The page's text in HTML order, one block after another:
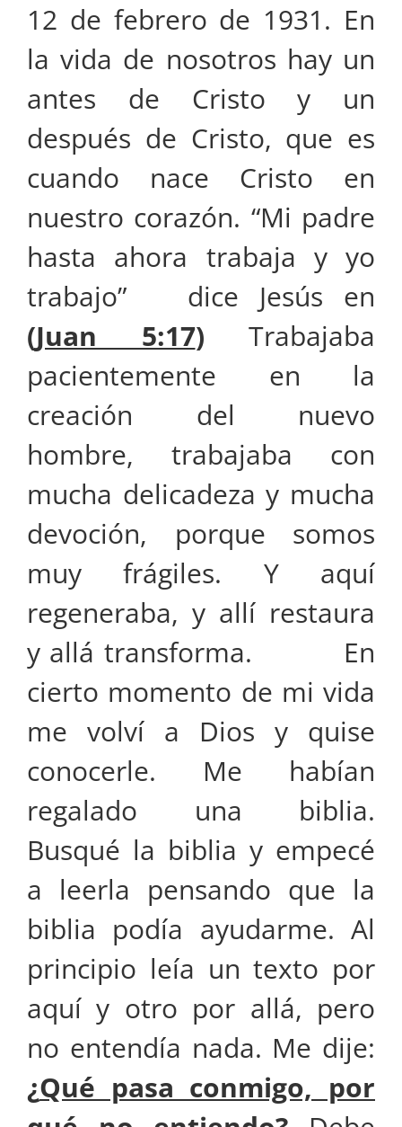
12 de febrero de 1931. En
la vida de nosotros hay un
antes de Cristo y un
después de Cristo, que es
cuando nace Cristo en
nuestro corazón. “Mi padre
hasta ahora trabaja y yo
trabajo” dice Jesús en
(Juan 5:17) Trabajaba
pacientemente en la
creación del nuevo
hombre, trabajaba con
mucha delicadeza y mucha
devoción, porque somos
muy frágiles. Y aquí
regeneraba, y allí restaura
y allá transforma. En
cierto momento de mi vida
me volví a Dios y quise
conocerle. Me habían
regalado una biblia.
Busqué la biblia y empecé
a leerla pensando que la
biblia podía ayudarme. Al
principio leía un texto por
aquí y otro por allá, pero
no entendía nada. Me dije:
¿Qué pasa conmigo, por